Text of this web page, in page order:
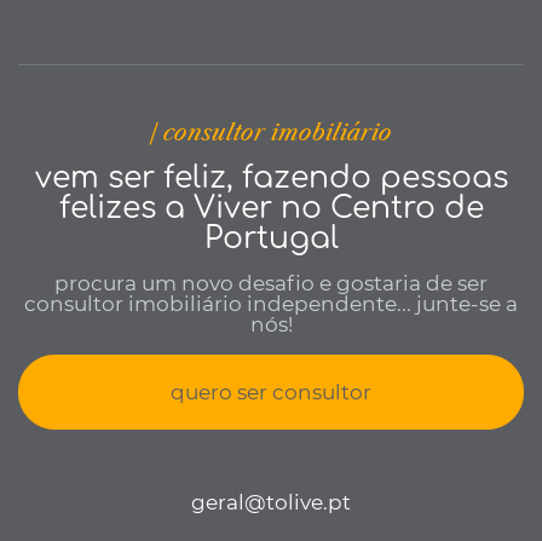
| consultor imobiliário
vem ser feliz, fazendo pessoas
felizes a Viver no Centro de
Portugal
procura um novo desafio e gostaria de ser
consultor imobiliário independente... junte-se a
nós!
quero ser consultor
geral@tolive.pt